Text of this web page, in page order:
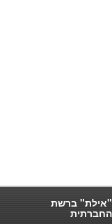
"אילת" ברשת
החברתית